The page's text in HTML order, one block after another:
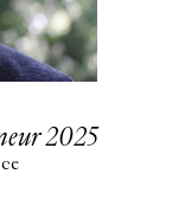
2025